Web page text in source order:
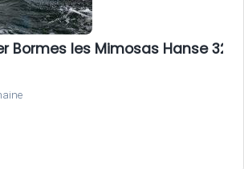
Bormes les Mimosas Hanse 325